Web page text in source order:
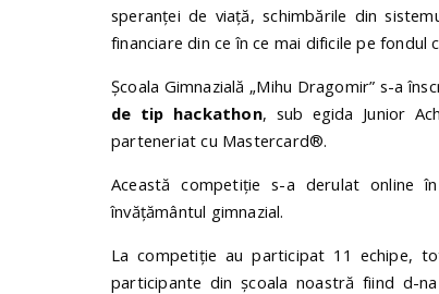
speranței de viață, schimbările din
financiare din ce în ce mai dificile pe
Școala Gimnazială „Mihu Dragomir” s-a
de tip hackathon, sub egida Junior
parteneriat cu Mastercard®.
Această competiție s-a derulat online
învățământul gimnazial.
La competiție au participat 11 echipe,
participante din școala noastră fiind d-